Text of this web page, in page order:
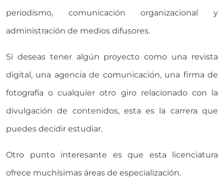
periodismo, comunicación organizacional y
administración de medios difusores.
Si deseas tener algún proyecto como una revista
digital, una agencia de comunicación, una firma de
fotografía o cualquier otro giro relacionado con la
divulgación de contenidos, esta es la carrera que
puedes decidir estudiar.
Otro punto interesante es que esta licenciatura
ofrece muchísimas áreas de especialización.